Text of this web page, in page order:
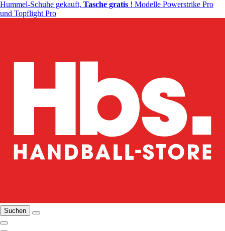
Hummel-Schuhe gekauft, Tasche gratis ! Modelle Powerstrike Pro
und Topflight Pro
Suchen